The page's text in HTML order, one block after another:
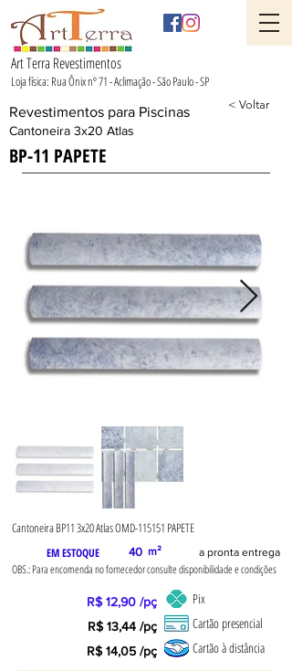
Art Terra Revestimentos
Loja física: Rua Ônix nº 71 - Aclimação - São Paulo - SP
Revestimentos para Piscinas < Voltar
Cantoneira 3x20 Atlas
BP-11 PAPETE
Cantoneira BP11 3x20 Atlas OMD-115151 PAPETE
EM ESTOQUE 40 m² a pronta entrega
OBS.: Para encomenda no fornecedor consulte disponibilidade e condições
R$ 12,90 /pç Pix
R$ 13,44 /pç Cartão presencial
R$ 14,05 /pç Cartão à distância